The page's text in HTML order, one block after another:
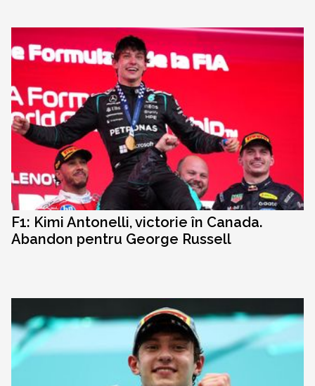
F1: Kimi Antonelli, victorie în Canada.
Abandon pentru George Russell